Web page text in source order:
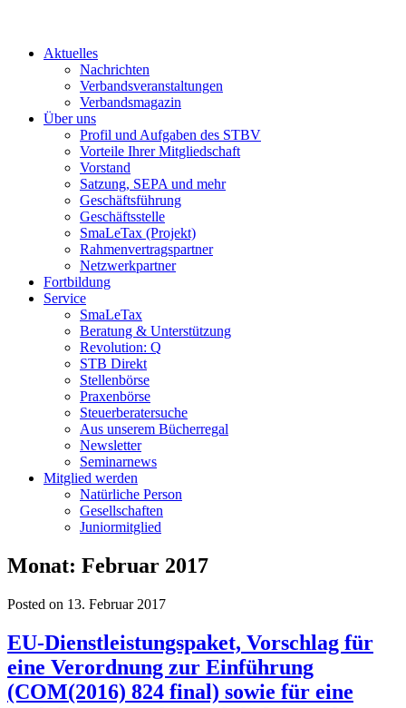
Aktuelles
Nachrichten
Verbandsveranstaltungen
Verbandsmagazin
Über uns
Profil und Aufgaben des STBV
Vorteile Ihrer Mitgliedschaft
Vorstand
Satzung, SEPA und mehr
Geschäftsführung
Geschäftsstelle
SmaLeTax (Projekt)
Rahmenvertragspartner
Netzwerkpartner
Fortbildung
Service
SmaLeTax
Beratung & Unterstützung
Revolution: Q
STB Direkt
Stellenbörse
Praxenbörse
Steuerberatersuche
Aus unserem Bücherregal
Newsletter
Seminarnews
Mitglied werden
Natürliche Person
Gesellschaften
Juniormitglied
Monat: Februar 2017
Posted on 13. Februar 2017
EU-Dienstleistungspaket, Vorschlag für
eine Verordnung zur Einführung
(COM(2016) 824 final) sowie für eine